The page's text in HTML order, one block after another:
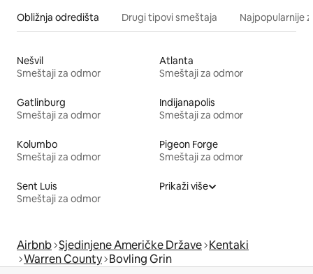
Obližnja odredišta Drugi tipovi smeštaja Najpopularnije
Nešvil
Smeštaji za odmor
Atlanta
Smeštaji za odmor
Gatlinburg
Smeštaji za odmor
Indijanapolis
Smeštaji za odmor
Kolumbo
Smeštaji za odmor
Pigeon Forge
Smeštaji za odmor
Sent Luis
Smeštaji za odmor
Prikaži više
Airbnb Sjedinjene Američke Države Kentaki
Warren County Bovling Grin